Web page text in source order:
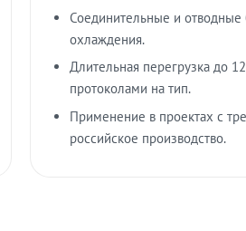
Соединительные и отводные
охлаждения.
Длительная перегрузка до
протоколами на тип.
Применение в проектах с
российское производство.